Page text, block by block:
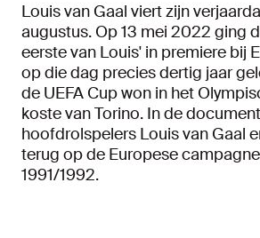
Louis van Gaal viert zijn
augustus. Op 13 mei 2022 ging
eerste van Louis' in premiere bij
op die dag precies dertig jaar
de UEFA Cup won in het
koste van Torino. In de
hoofdrolspelers Louis van Gaal
terug op de Europese
1991/1992.